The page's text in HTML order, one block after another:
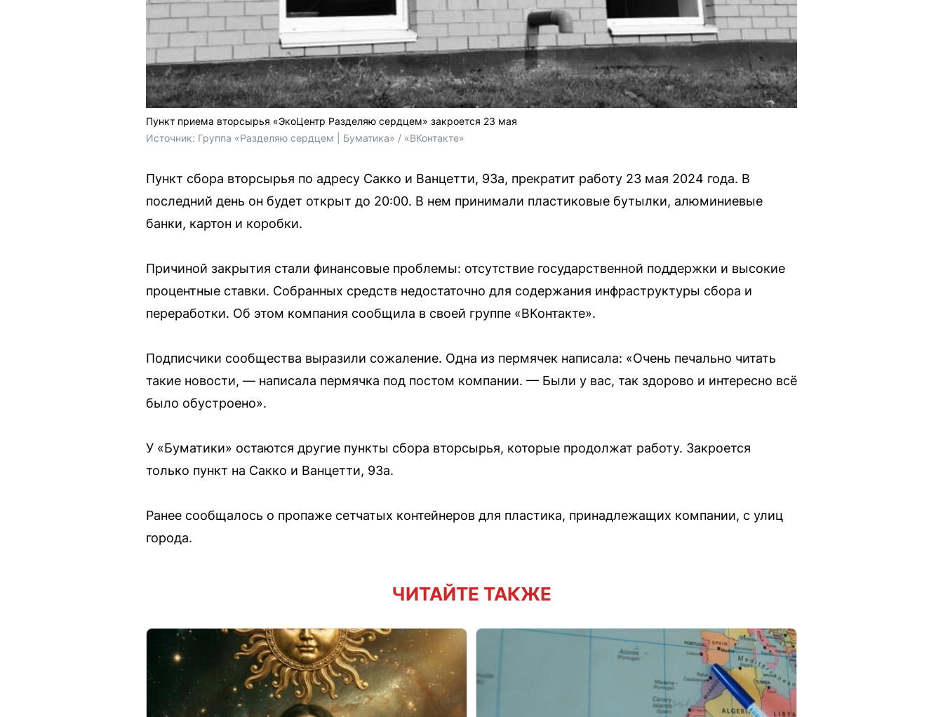
Пункт приема вторсырья «ЭкоЦентр Разделяю сердцем» закроется 23 мая
Источник: Группа «Разделяю сердцем | Буматика» / «ВКонтакте»
Пункт сбора вторсырья по адресу Сакко и Ванцетти, 93а, прекратит работу 23 мая 2024 года. В
последний день он будет открыт до 20:00. В нем принимали пластиковые бутылки, алюминиевые
банки, картон и коробки.
Причиной закрытия стали финансовые проблемы: отсутствие государственной поддержки и высокие
процентные ставки. Собранных средств недостаточно для содержания инфраструктуры сбора и
переработки. Об этом компания сообщила в своей группе «ВКонтакте».
Подписчики сообщества выразили сожаление. Одна из пермячек написала: «Очень печально читать
такие новости, — написала пермячка под постом компании. — Были у вас, так здорово и интересно всё
было обустроено».
У «Буматики» остаются другие пункты сбора вторсырья, которые продолжат работу. Закроется
только пункт на Сакко и Ванцетти, 93а.
Ранее сообщалось о пропаже сетчатых контейнеров для пластика, принадлежащих компании, с улиц
города.
ЧИТАЙТЕ ТАКЖЕ